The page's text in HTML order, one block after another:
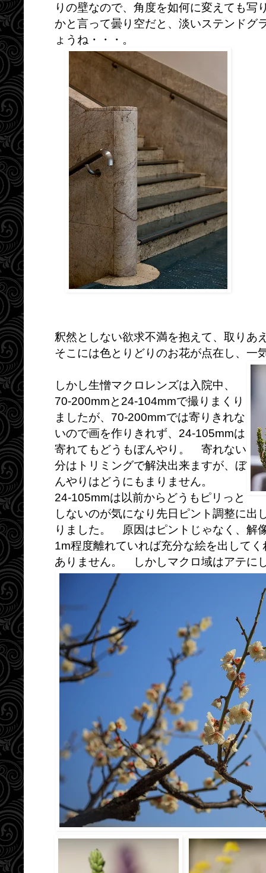
りの壁なので、角度を如何に変えても写
かと言って曇り空だと、淡いステンドグ
ょうね・・・。
釈然としない欲求不満を抱えて、取り
そこには色とりどりのお花が点在し、一
しかし生憎マクロレンズは入院中、
70-200mmと24-104mmで撮りまくり
ましたが、70-200mmでは寄りきれな
いので画を作りきれず、24-105mmは
寄れてもどうもぼんやり。 寄れない
分はトリミングで解決出来ますが、ぼ
んやりはどうにもまりません。
24-105mmは以前からどうもピリっと
しないのが気になり先日ピント調整に出
りました。 原因はピントじゃなく、解
1m程度離れていれば充分な絵を出して
ありません。 しかしマクロ域はアテに